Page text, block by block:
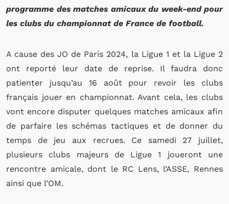
programme des matches amicaux du week-end pour
les clubs du championnat de France de football.
A cause des JO de Paris 2024, la Ligue 1 et la Ligue 2
ont reporté leur date de reprise. Il faudra donc
patienter jusqu’au 16 août pour revoir les clubs
français jouer en championnat. Avant cela, les clubs
vont encore disputer quelques matches amicaux afin
de parfaire les schémas tactiques et de donner du
temps de jeu aux recrues. Ce samedi 27 juillet,
plusieurs clubs majeurs de Ligue 1 joueront une
rencontre amicale, dont le RC Lens, l’ASSE, Rennes
ainsi que l’OM.